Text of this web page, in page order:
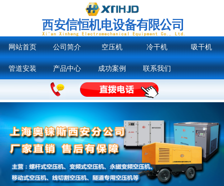
网站首页 公司简介 空压机 冷干机 吸干机
管道安装 产品中心 成功案例 联系我们